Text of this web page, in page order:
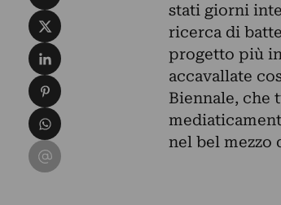
stati giorni
ricerca di
progetto più
accavallate
Biennale, che
nel bel mezzo
Condividi su X
Condividi su LinkedIn
Condividi su Pinterest
Condividi su WhatsApp
Condividi su Email